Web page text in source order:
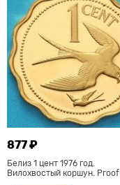
877 ₽
Белиз 1 цент 1976 год.
Вилохвостый коршун. Proof